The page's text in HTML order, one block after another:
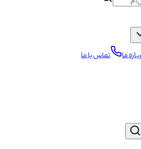
ما تماس با ما